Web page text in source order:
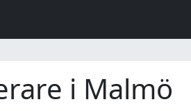
i Malmö